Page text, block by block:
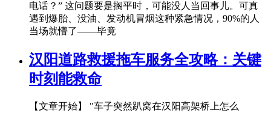
电话？” 这问题要是搁平时，可能没人当回事儿。可真
遇到爆胎、没油、发动机冒烟这种紧急情况，90%的人
当场就懵了——毕竟
汉阳道路救援拖车服务全攻略：关键
时刻能救命
【文章开始】 "车子突然趴窝在汉阳高架桥上怎么